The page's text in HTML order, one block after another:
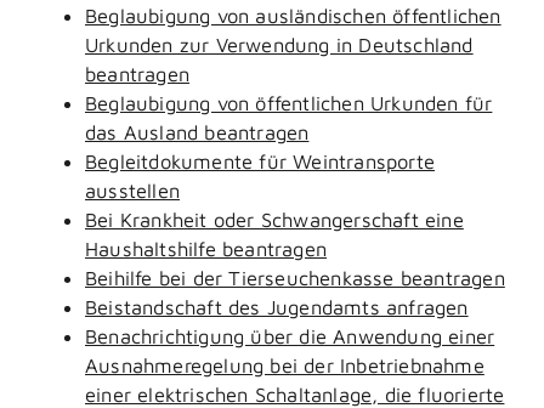
Beglaubigung von ausländischen öffentlichen
Urkunden zur Verwendung in Deutschland
beantragen
Beglaubigung von öffentlichen Urkunden für
das Ausland beantragen
Begleitdokumente für Weintransporte
ausstellen
Bei Krankheit oder Schwangerschaft eine
Haushaltshilfe beantragen
Beihilfe bei der Tierseuchenkasse beantragen
Beistandschaft des Jugendamts anfragen
Benachrichtigung über die Anwendung einer
Ausnahmeregelung bei der Inbetriebnahme
einer elektrischen Schaltanlage, die fluorierte